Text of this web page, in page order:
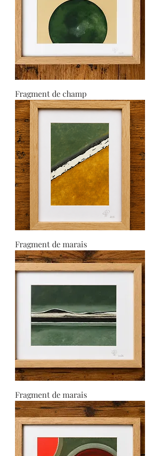
Fragment de champ
Fragment de marais
Fragment de marais